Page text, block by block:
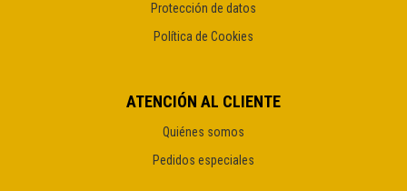
Protección de datos
Política de Cookies
ATENCIÓN AL CLIENTE
Quiénes somos
Pedidos especiales